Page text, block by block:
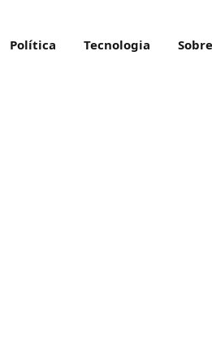
Política Tecnologia